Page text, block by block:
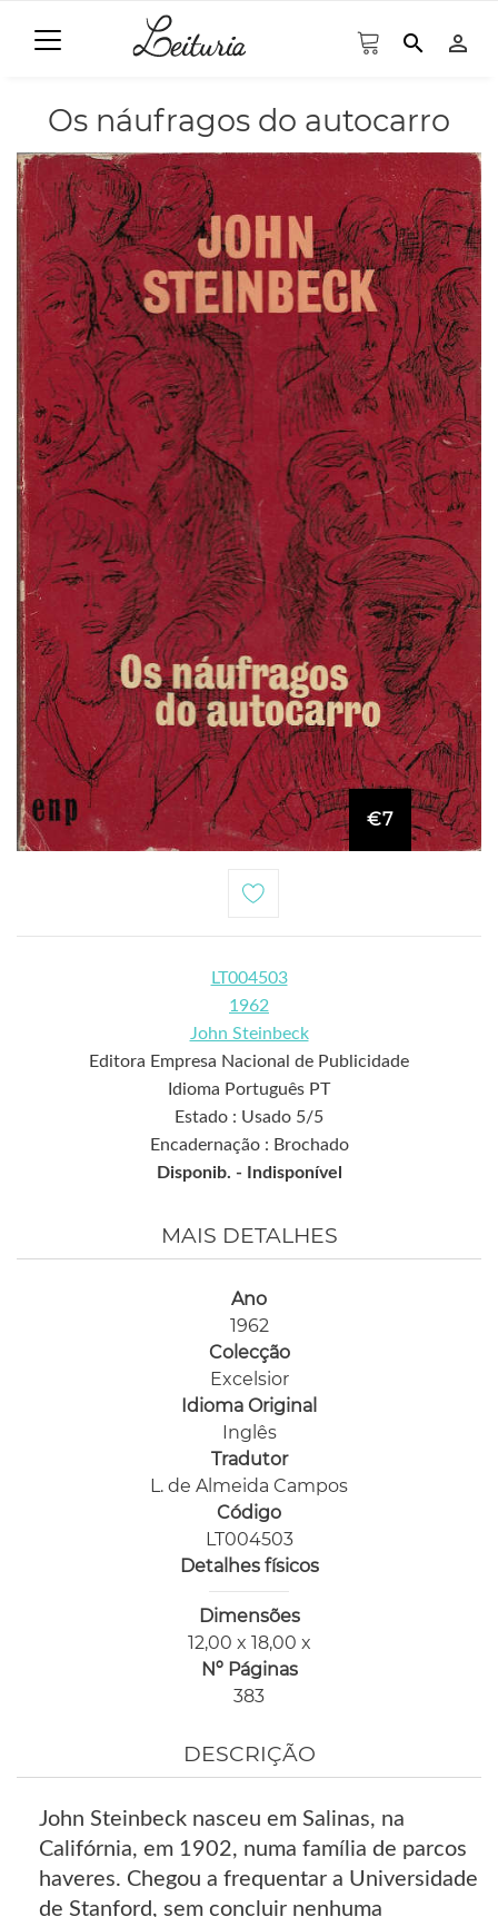
search person_outline
Os náufragos do autocarro
€7
LT004503
1962
John Steinbeck
Editora Empresa Nacional de Publicidade
Idioma Português PT
Estado : Usado 5/5
Encadernação : Brochado
Disponib. -
Indisponível
MAIS DETALHES
Ano
1962
Colecção
Excelsior
Idioma Original
Inglês
Tradutor
L. de Almeida Campos
Código
LT004503
Detalhes físicos
Dimensões
12,00 x 18,00 x
Nº Páginas
383
DESCRIÇÃO
John Steinbeck nasceu em Salinas, na
Califórnia, em 1902, numa família de parcos
haveres. Chegou a frequentar a Universidade
de Stanford, sem concluir nenhuma